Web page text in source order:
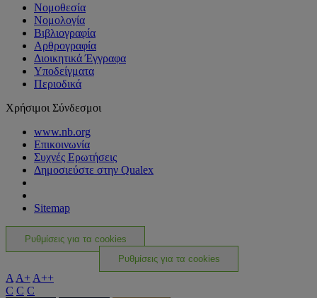
Νομοθεσία
Νομολογία
Βιβλιογραφία
Αρθρογραφία
Διοικητικά Έγγραφα
Υποδείγματα
Περιοδικά
Χρήσιμοι Σύνδεσμοι
www.nb.org
Επικοινωνία
Συχνές Ερωτήσεις
Δημοσιεύστε στην Qualex
Sitemap
Ρυθμίσεις για τα cookies
Ρυθμίσεις για τα cookies
AA+A++
C C C